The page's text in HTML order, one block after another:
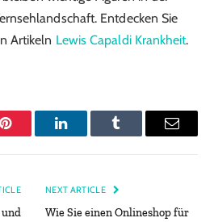
Entdecken Sie
Artikeln Lewis Capaldi Krankheit.
Pinterest LinkedInTumblr Email
und
NEXT ARTICLE
Wie Sie einen Onlineshop für